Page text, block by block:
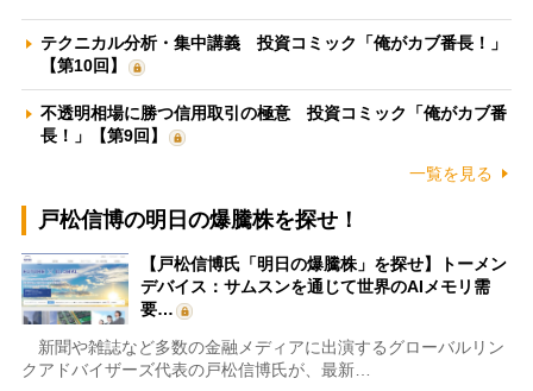
テクニカル分析・集中講義 投資コミック「俺がカブ番長！」
【第10回】
不透明相場に勝つ信用取引の極意 投資コミック「俺がカブ番
長！」【第9回】
一覧を見る
戸松信博の明日の爆騰株を探せ！
【戸松信博氏「明日の爆騰株」を探せ】トーメン
デバイス：サムスンを通じて世界のAIメモリ需
要…
新聞や雑誌など多数の金融メディアに出演するグローバルリン
クアドバイザーズ代表の戸松信博氏が、最新…